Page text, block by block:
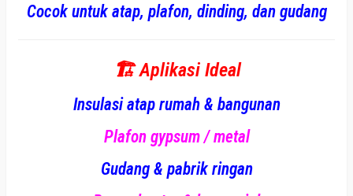
Cocok untuk atap, plafon, dinding, dan gudang
🏗️ Aplikasi Ideal
Insulasi atap rumah & bangunan
Plafon gypsum / metal
Gudang & pabrik ringan